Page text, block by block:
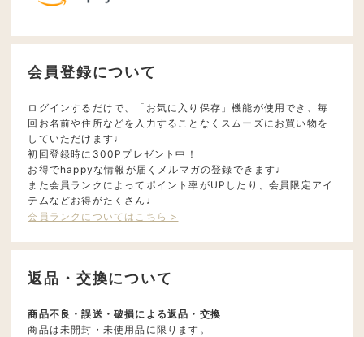
会員登録について
ログインするだけで、「お気に入り保存」機能が使用でき、毎
回お名前や住所などを入力することなくスムーズにお買い物を
していただけます♩
初回登録時に300Pプレゼント中！
お得でhappyな情報が届くメルマガの登録できます♩
また会員ランクによってポイント率がUPしたり、会員限定アイ
テムなどお得がたくさん♩
会員ランクについてはこちら >
返品・交換について
商品不良・誤送・破損による返品・交換
商品は未開封・未使用品に限ります。